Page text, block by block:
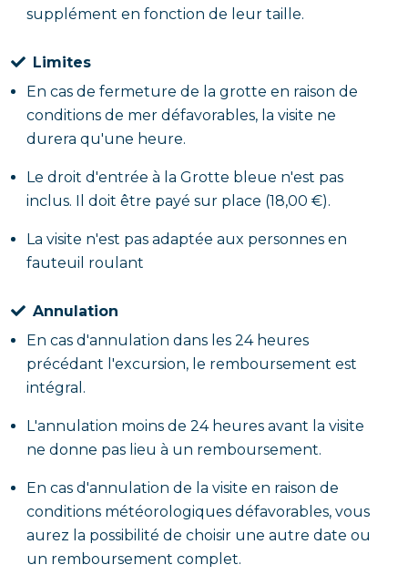
supplément en fonction de leur taille.
Limites
En cas de fermeture de la grotte en raison de
conditions de mer défavorables, la visite ne
durera qu'une heure.
Le droit d'entrée à la Grotte bleue n'est pas
inclus. Il doit être payé sur place (18,00 €).
La visite n'est pas adaptée aux personnes en
fauteuil roulant
Annulation
En cas d'annulation dans les 24 heures
précédant l'excursion, le remboursement est
intégral.
L'annulation moins de 24 heures avant la visite
ne donne pas lieu à un remboursement.
En cas d'annulation de la visite en raison de
conditions météorologiques défavorables, vous
aurez la possibilité de choisir une autre date ou
un remboursement complet.